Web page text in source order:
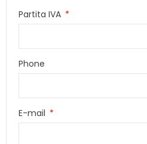
Partita IVA
Phone
E-mail